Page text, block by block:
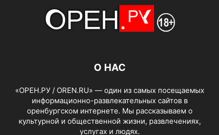
О НАС
«ОРЕН.РУ / OREN.RU» — один из самых посещаемых
информационно-развлекательных сайтов в
оренбургском интернете. Мы рассказываем о
культурной и общественной жизни, развлечениях,
услугах и людях.